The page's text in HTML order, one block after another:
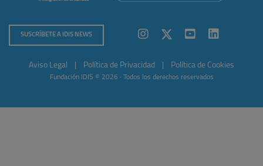
SUSCRÍBETE A IDIS NEWS
Aviso Legal Política de Privacidad Política de Cookies
Fundación IDIS © 2026 · Todos los derechos reservados